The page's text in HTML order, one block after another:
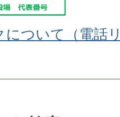
について（電話